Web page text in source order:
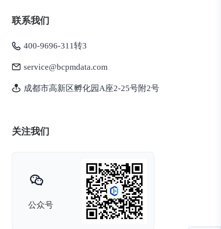
联系我们
400-9696-311转3
service@bcpmdata.com
成都市高新区孵化园A座2-25号附2号
关注我们
公众号